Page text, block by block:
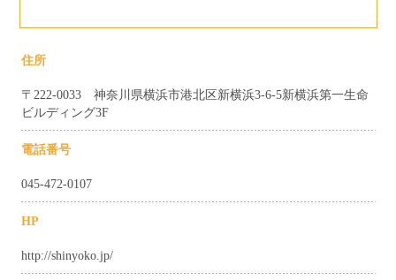
住所
〒222-0033 神奈川県横浜市港北区新横浜3-6-5新横浜第一生命
ビルディング3F
電話番号
045-472-0107
HP
http://shinyoko.jp/